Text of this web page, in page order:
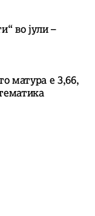
во јули –
матура е 3,66,